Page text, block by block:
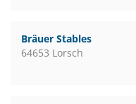
Bräuer Stables
64653 Lorsch